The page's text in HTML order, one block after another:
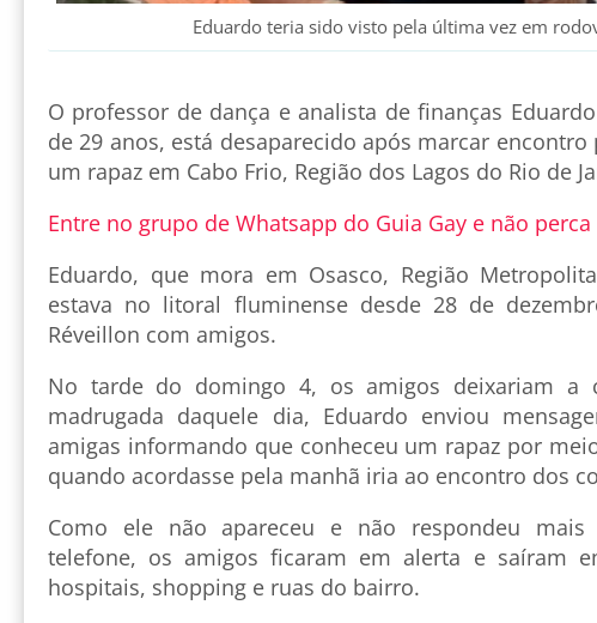
Eduardo teria sido visto pela última vez em
O professor de dança e analista de finanças
de 29 anos, está desaparecido após marcar
um rapaz em Cabo Frio, Região dos Lagos do Rio de
Entre no grupo de Whatsapp do Guia Gay e não
Eduardo, que mora em Osasco, Região
estava no litoral fluminense desde 28 de
Réveillon com amigos.
No tarde do domingo 4, os amigos deixariam a
madrugada daquele dia, Eduardo enviou
amigas informando que conheceu um rapaz por
quando acordasse pela manhã iria ao encontro dos
Como ele não apareceu e não respondeu mais
telefone, os amigos ficaram em alerta e saíram
hospitais, shopping e ruas do bairro.